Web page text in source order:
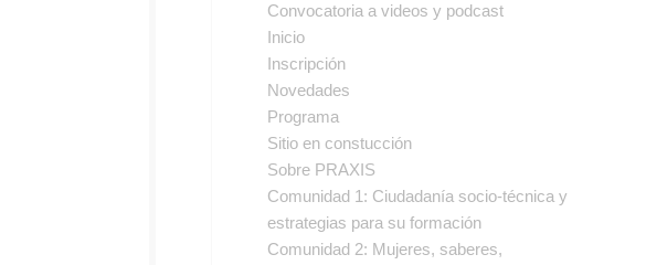
Convocatoria a videos y podcast
Inicio
Inscripción
Novedades
Programa
Sitio en constucción
Sobre PRAXIS
Comunidad 1: Ciudadanía socio-técnica y
estrategias para su formación
Comunidad 2: Mujeres, saberes,